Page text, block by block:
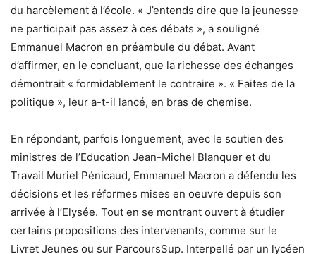
du harcèlement à l’école. « J’entends dire que la jeunesse
ne participait pas assez à ces débats », a souligné
Emmanuel Macron en préambule du débat. Avant
d’affirmer, en le concluant, que la richesse des échanges
démontrait « formidablement le contraire ». « Faites de la
politique », leur a-t-il lancé, en bras de chemise.
En répondant, parfois longuement, avec le soutien des
ministres de l’Education Jean-Michel Blanquer et du
Travail Muriel Pénicaud, Emmanuel Macron a défendu les
décisions et les réformes mises en oeuvre depuis son
arrivée à l’Elysée. Tout en se montrant ouvert à étudier
certains propositions des intervenants, comme sur le
Livret Jeunes ou sur ParcoursSup. Interpellé par un lycéen